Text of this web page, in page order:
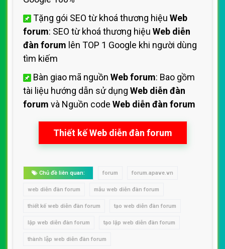
Tặng gói SEO từ khoá thương hiệu Web
forum: SEO từ khoá thương hiệu Web diễn
đàn forum lên TOP 1 Google khi người dùng
tìm kiếm
Bàn giao mã nguồn Web forum: Bao gồm
tài liệu hướng dẫn sử dụng Web diễn đàn
forum và Nguồn code Web diễn đàn forum
Thiết kế Web diễn đàn forum
Chủ đề liên quan: forum forum.apave.vn
web diễn đàn forum mẫu web diễn đàn forum
thiết kế web diễn đàn forum tạo web diễn đàn forum
lập web diễn đàn forum tạo lập web diễn đàn forum
thành lập web diễn đàn forum